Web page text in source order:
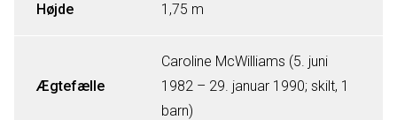
Højde 1,75 m
Ægtefælle
Caroline McWilliams (5. juni
1982 – 29. januar 1990; skilt, 1
barn)